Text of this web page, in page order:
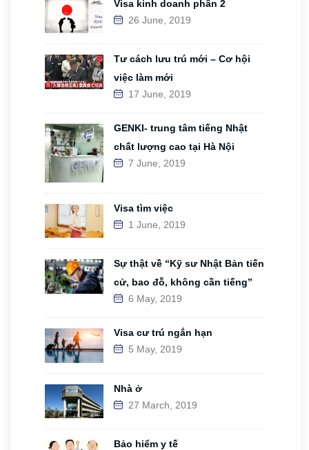
Visa kinh doanh phần 2
26 June, 2019
Tư cách lưu trú mới – Cơ hội
việc làm mới
17 June, 2019
GENKI- trung tâm tiếng Nhật
chất lượng cao tại Hà Nội
7 June, 2019
Visa tìm việc
1 June, 2019
Sự thật về “Kỹ sư Nhật Bản tiến
cử, bao đỗ, không cần tiếng”
6 May, 2019
Visa cư trú ngắn hạn
5 May, 2019
Nhà ở
27 March, 2019
Bảo hiểm y tế